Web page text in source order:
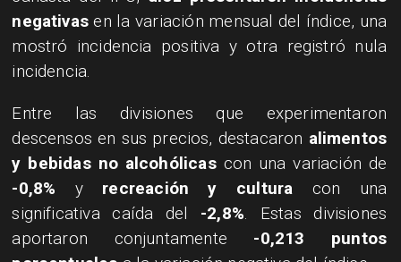
negativasen la variación mensual del índice, una
mostró incidencia positiva y otra registró nula
incidencia.
​Entre las divisiones que experimentaron
descensos en sus precios, destacaron alimentos
y bebidas no alcohólicascon una variación de
-0,8% y recreación y cultura con una
significativa caída del -2,8%. Estas divisiones
aportaron conjuntamente -0,213 puntos